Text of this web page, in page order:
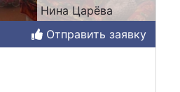
Нина Царёва
Отправить заявку